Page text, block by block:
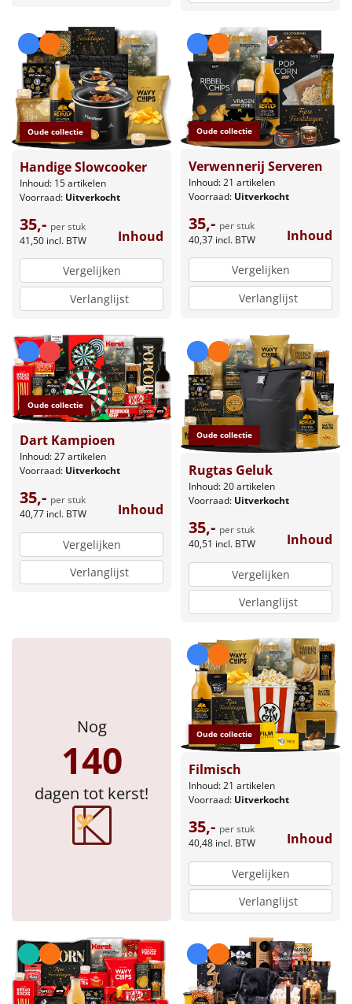
Oude collectie
Handige Slowcooker
Inhoud: 15 artikelen
Voorraad: Uitverkocht
35,- per stuk
41,50 incl. BTW Inhoud
Vergelijken
Verlanglijst
Oude collectie
Verwennerij Serveren
Inhoud: 21 artikelen
Voorraad: Uitverkocht
35,- per stuk
40,37 incl. BTW Inhoud
Vergelijken
Verlanglijst
Oude collectie
Dart Kampioen
Inhoud: 27 artikelen
Voorraad: Uitverkocht
35,- per stuk
40,77 incl. BTW Inhoud
Vergelijken
Verlanglijst
Oude collectie
Rugtas Geluk
Inhoud: 20 artikelen
Voorraad: Uitverkocht
35,- per stuk
40,51 incl. BTW Inhoud
Vergelijken
Verlanglijst
Nog
140
dagen tot kerst!
Oude collectie
Filmisch
Inhoud: 21 artikelen
Voorraad: Uitverkocht
35,- per stuk
40,48 incl. BTW Inhoud
Vergelijken
Verlanglijst